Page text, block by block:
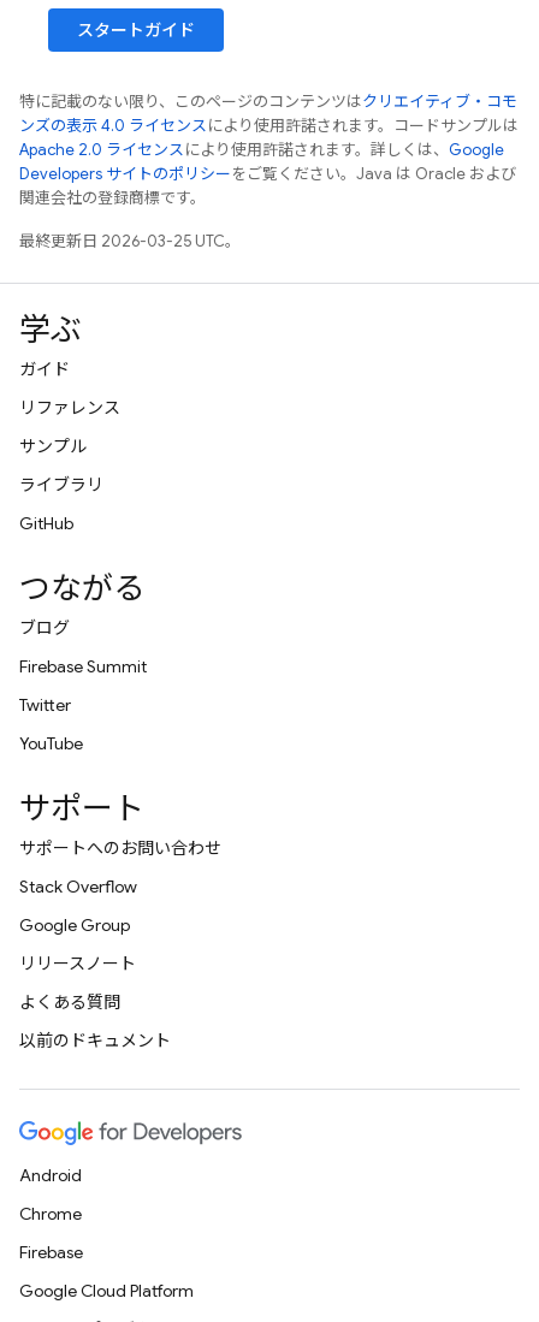
スタートガイド
特に記載のない限り、このページのコンテンツはクリエイティブ・コモ
ンズの表示 4.0 ライセンスにより使用許諾されます。コードサンプルは
Apache 2.0 ライセンスにより使用許諾されます。詳しくは、 Google
Developers サイトのポリシーをご覧ください。Java は Oracle および
関連会社の登録商標です。
最終更新日 2026-03-25 UTC。
学ぶ
ガイド
リファレンス
サンプル
ライブラリ
GitHub
つながる
ブログ
Firebase Summit
Twitter
YouTube
サポート
サポートへのお問い合わせ
Stack Overflow
Google Group
リリースノート
よくある質問
以前のドキュメント
Android
Chrome
Firebase
Google Cloud Platform